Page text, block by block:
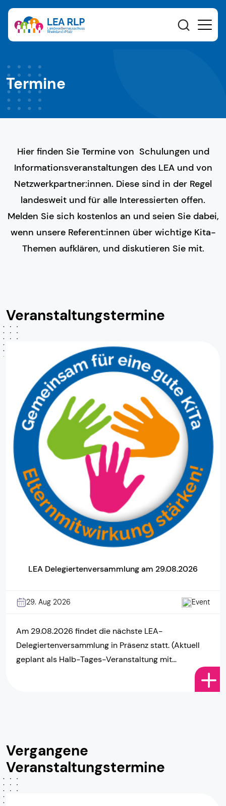
Termine
Hier finden Sie Termine von Schulungen und
Informationsveranstaltungen des LEA und von
Netzwerkpartner:innen. Diese sind in der Regel
landesweit und für alle Interessierten offen.
Melden Sie sich kostenlos an und seien Sie dabei,
wenn unsere Referent:innen über wichtige Kita-
Themen aufklären, und diskutieren Sie mit.
Veranstaltungstermine
LEA Delegiertenversammlung am 29.08.2026
29. Aug 2026 Event
Am 29.08.2026 findet die nächste LEA-
Delegiertenversammlung in Präsenz statt. (Aktuell
geplant als Halb-Tages-Veranstaltung mit
Vergangene
Veranstaltungstermine